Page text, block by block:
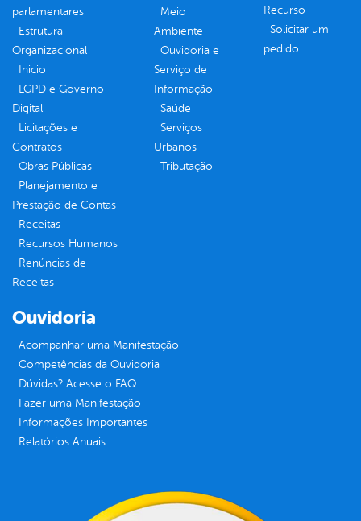
parlamentares
Estrutura
Organizacional
Inicio
LGPD e Governo
Digital
Licitações e
Contratos
Obras Públicas
Planejamento e
Prestação de Contas
Receitas
Recursos Humanos
Renúncias de
Receitas
Meio
Ambiente
Ouvidoria e
Serviço de
Informação
Saúde
Serviços
Urbanos
Tributação
Recurso
Solicitar um
pedido
Ouvidoria
Acompanhar uma Manifestação
Competências da Ouvidoria
Dúvidas? Acesse o FAQ
Fazer uma Manifestação
Informações Importantes
Relatórios Anuais